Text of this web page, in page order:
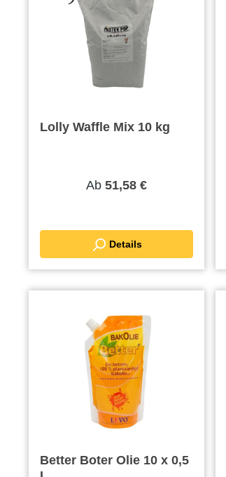
Lolly Waffle Mix 10 kg
Ab 51,58 €
Details
Better Boter Olie 10 x 0,5